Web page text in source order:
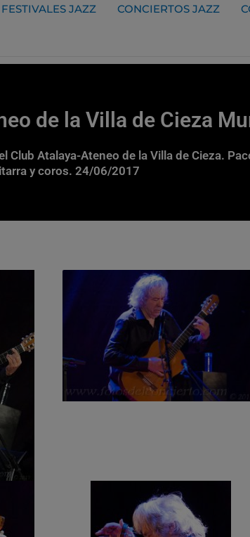
FESTIVALES JAZZ CONCIERTOS JAZZ
de la Villa de Cieza
Atalaya-Ateneo de la Villa de Cieza.
y coros. 24/06/2017